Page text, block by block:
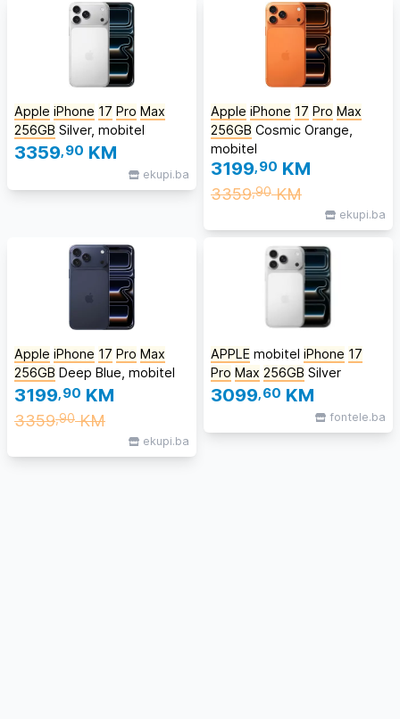
Apple iPhone 17 Pro Max
256GB Silver, mobitel
3359,90 KM
ekupi.ba
Apple iPhone 17 Pro Max
256GB Cosmic Orange,
mobitel
3199,90 KM
3359,90KM
ekupi.ba
Apple iPhone 17 Pro Max
256GB Deep Blue, mobitel
3199,90 KM
3359,90KM
ekupi.ba
APPLE mobitel iPhone 17
Pro Max 256GB Silver
3099,60 KM
fontele.ba